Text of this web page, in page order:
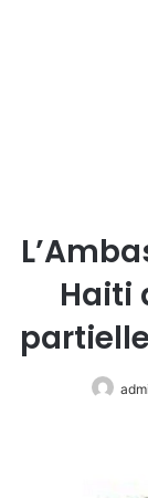
Haiti